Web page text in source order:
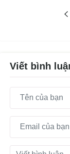
Viết bình